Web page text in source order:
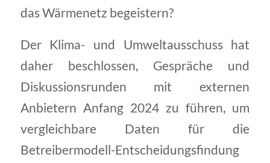
das Wärmenetz begeistern?
Der Klima- und Umweltausschuss hat
daher beschlossen, Gespräche und
Diskussionsrunden mit externen
Anbietern Anfang 2024 zu führen, um
vergleichbare Daten für die
Betreibermodell-Entscheidungsfindung